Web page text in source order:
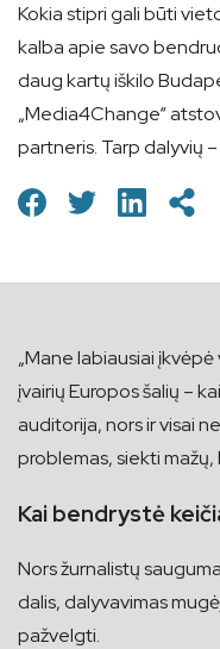
Kokia stipri gali būti
kalba apie savo
daug kartų iškilo
„Media4Change“
partneris. Tarp dalyvių
„Mane labiausiai
įvairių Europos šalių –
auditorija, nors ir visai
problemas, siekti
Kai bendrystė
Nors žurnalistų
dalis, dalyvavimas
pažvelgti.